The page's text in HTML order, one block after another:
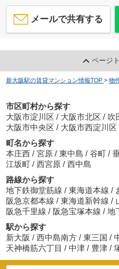
メールで共有する
ページ
新大阪駅の賃貸マンション情報TOP > 物
市区町村から探す
大阪市淀川区 / 大阪市北区 / 吹
大阪市中央区 / 大阪市西淀川区
町名から探す
本庄西 / 宮原 / 東中島 / 谷町 /
江坂町 / 西宮原 / 西中島
路線から探す
地下鉄御堂筋線 / 東海道本線 /
阪急京都本線 / 東海道新幹線 /
阪急千里線 / 阪急宝塚本線 / 地
駅から探す
新大阪 / 西中島南方 / 東三国 /
天神橋筋六丁目 / 中津 / 豊津 /